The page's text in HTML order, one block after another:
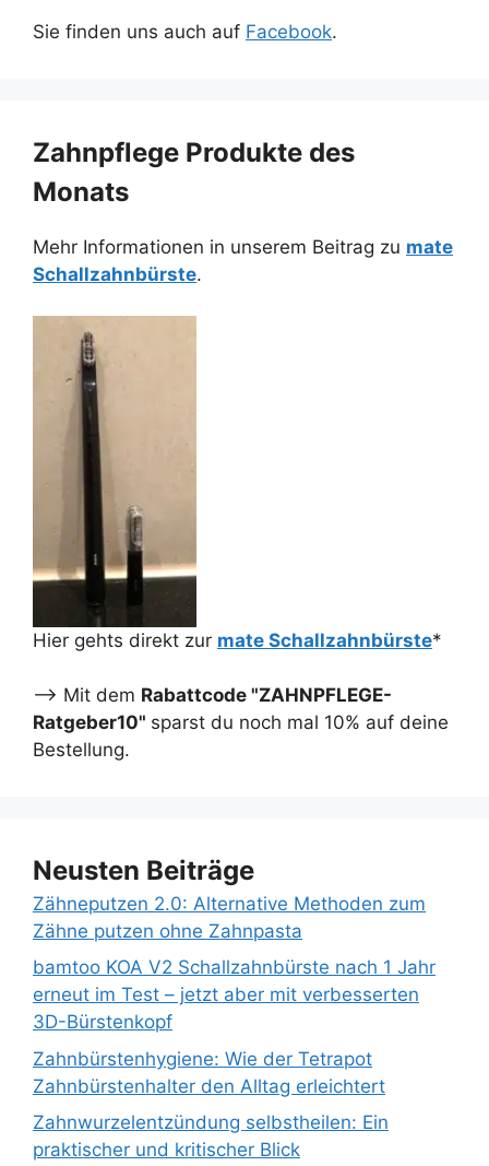
Sie finden uns auch auf Facebook.
Zahnpflege Produkte des
Monats
Mehr Informationen in unserem Beitrag zu mate
Schallzahnbürste.
Hier gehts direkt zur mate Schallzahnbürste*
--> Mit dem Rabattcode "ZAHNPFLEGE-
Ratgeber10" sparst du noch mal 10% auf deine
Bestellung.
Neusten Beiträge
Zähneputzen 2.0: Alternative Methoden zum
Zähne putzen ohne Zahnpasta
bamtoo KOA V2 Schallzahnbürste nach 1 Jahr
erneut im Test – jetzt aber mit verbesserten
3D-Bürstenkopf
Zahnbürstenhygiene: Wie der Tetrapot
Zahnbürstenhalter den Alltag erleichtert
Zahnwurzelentzündung selbstheilen: Ein
praktischer und kritischer Blick